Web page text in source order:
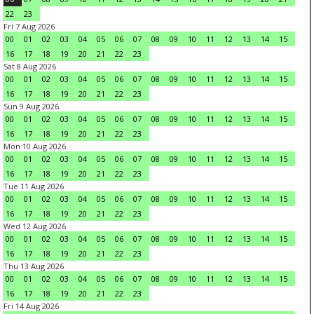
22
23
Fri 7 Aug 2026
00
01 02 03 04 05 06 07 08 09 10 11 12 13 14
15
16
17 18 19 20 21 22
23
Sat 8 Aug 2026
00
01 02 03 04 05 06 07 08 09 10 11 12 13 14
15
16
17 18 19 20 21 22
23
Sun 9 Aug 2026
00
01 02 03 04 05 06 07 08 09 10 11 12 13 14
15
16
17 18 19 20 21 22
23
Mon 10 Aug 2026
00
01 02 03 04 05 06 07 08 09 10 11 12 13 14
15
16
17 18 19 20 21 22
23
Tue 11 Aug 2026
00
01 02 03 04 05 06 07 08 09 10 11 12 13 14
15
16
17 18 19 20 21 22
23
Wed 12 Aug 2026
00
01 02 03 04 05 06 07 08 09 10 11 12 13 14
15
16
17 18 19 20 21 22
23
Thu 13 Aug 2026
00
01 02 03 04 05 06 07 08 09 10 11 12 13 14
15
16
17 18 19 20 21 22
23
Fri 14 Aug 2026